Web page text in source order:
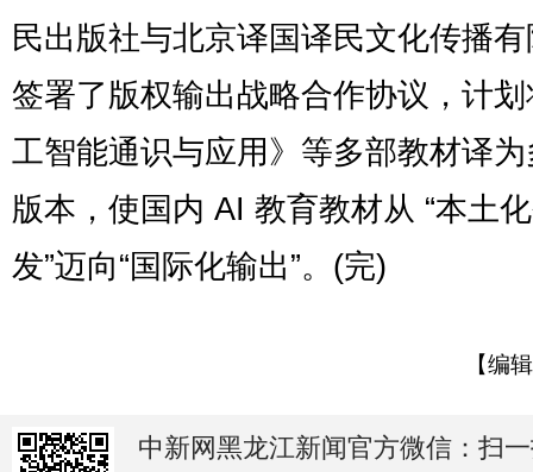
民出版社与北京译国译民文化传播
签署了版权输出战略合作协议，计
工智能通识与应用》等多部教材译
版本，使国内 AI 教育教材从 “本土
发”迈向“国际化输出”。(完)
【编
中新网黑龙江新闻官方微信：扫